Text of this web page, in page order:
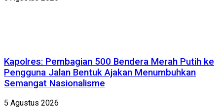
Kapolres: Pembagian 500 Bendera Merah Putih ke
Pengguna Jalan Bentuk Ajakan Menumbuhkan
Semangat Nasionalisme
5 Agustus 2026